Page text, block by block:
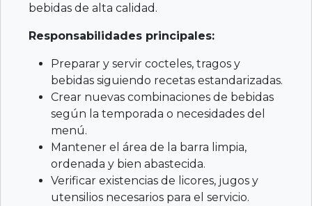
k
bebidas de alta calidad.
Responsabilidades principales:
Preparar y servir cocteles, tragos y
bebidas siguiendo recetas estandarizadas.
Crear nuevas combinaciones de bebidas
según la temporada o necesidades del
menú.
Mantener el área de la barra limpia,
ordenada y bien abastecida.
Verificar existencias de licores, jugos y
utensilios necesarios para el servicio.